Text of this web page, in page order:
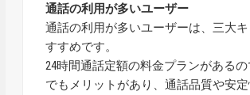
通話の利用が多いユーザー
通話の利用が多いユーザーは、三大
すすめです。
24時間通話定額の料金プランがある
でもメリットがあり、通話品質や安